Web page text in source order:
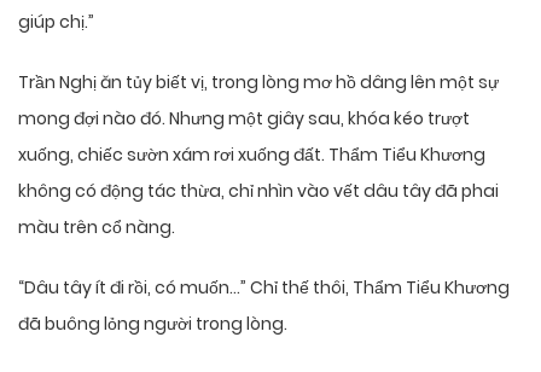
giúp chị.”
Trần Nghị ăn tủy biết vị, trong lòng mơ hồ dâng lên một sự
mong đợi nào đó. Nhưng một giây sau, khóa kéo trượt
xuống, chiếc sườn xám rơi xuống đất. Thẩm Tiểu Khương
không có động tác thừa, chỉ nhìn vào vết dâu tây đã phai
màu trên cổ nàng.
“Dâu tây ít đi rồi, có muốn…” Chỉ thế thôi, Thẩm Tiểu Khương
đã buông lỏng người trong lòng.